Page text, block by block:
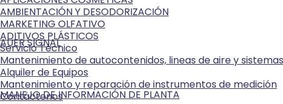
AUER SIGNAL
MANEJO DE INFORMACIÓN DE PLANTA
AMBIENTACIÓN Y DESODORIZACIÓN
MARKETING OLFATIVO
ADITIVOS PLÁSTICOS
Servicio Técnico
Mantenimiento de autocontenidos, lineas de aire y
Alquiler de Equipos
Mantenimiento y reparación de instrumentos de medición
Contáctenos